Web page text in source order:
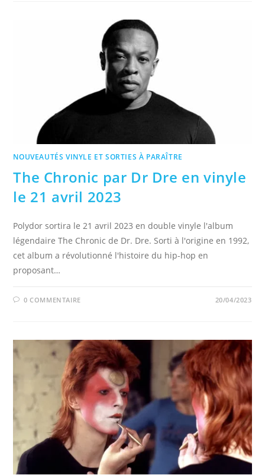
NOUVEAUTÉS VINYLE ET SORTIES À PARAÎTRE
The Chronic par Dr Dre en vinyle
le 21 avril 2023
Polydor sortira le 21 avril 2023 en double vinyle l'album
légendaire The Chronic de Dr. Dre. Sorti à l'origine en 1992,
cet album a révolutionné l'histoire du hip-hop en
proposant…
0 COMMENTAIRE 20/04/2023